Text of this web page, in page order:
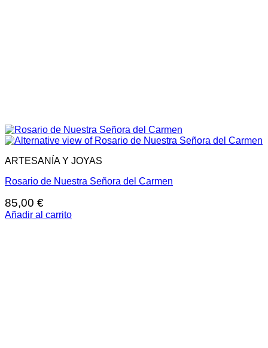
ARTESANÍA Y JOYAS
Rosario de Nuestra Señora del Carmen
85,00 €
Añadir al carrito